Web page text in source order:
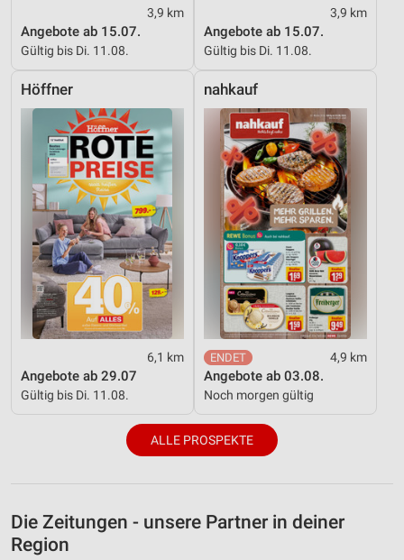
3,9 km
Angebote ab 15.07.
Gültig bis Di. 11.08.
3,9 km
Angebote ab 15.07.
Gültig bis Di. 11.08.
Höffner
6,1 km
Angebote ab 29.07
Gültig bis Di. 11.08.
nahkauf
4,9 km
Angebote ab 03.08.
Noch morgen gültig
ALLE PROSPEKTE
Die Zeitungen - unsere Partner in deiner
Region